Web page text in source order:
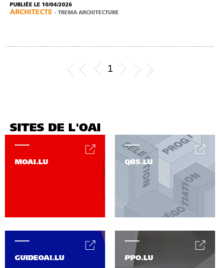
PUBLIÉE LE 10/04/2026
ARCHITECTE - TREMA ARCHITECTURE
1
SITES DE L'OAI
MOAI.LU QBS.LU
PPO.LU
GUIDEOAI.LU